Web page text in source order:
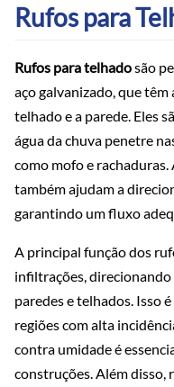
Rufos para
Rufos para telhadosão
aço galvanizado, que têm
telhado e a parede. Eles
água da chuva penetre
como mofo e
também ajudam a
garantindo um fluxo
A principal função dos
infiltrações, direcionando
paredes e telhados. Isso
regiões com alta
contra umidade é
construções. Além